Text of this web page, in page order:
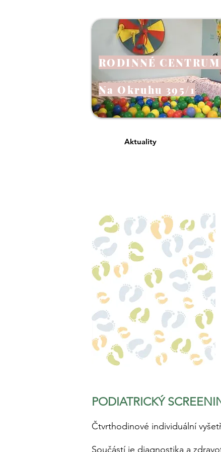
RODINNÉ
Na Okruhu 395/1
Aktuality
PODIATRICKÝ
Čtvrthodinové individuální
Součástí je diagnostika a